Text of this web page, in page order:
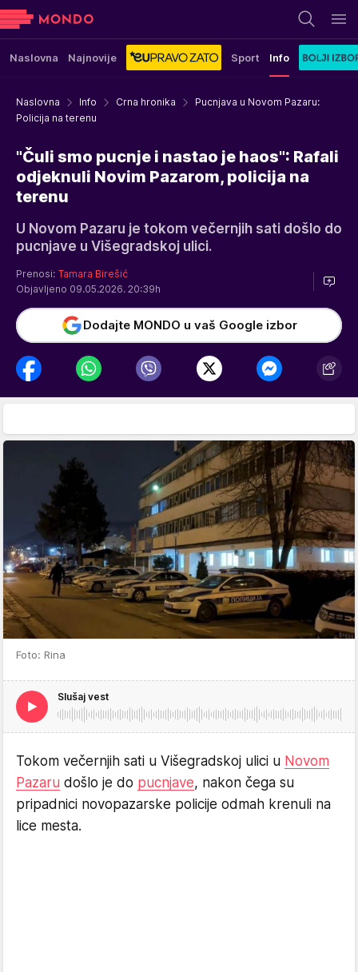
Naslovna Najnovije Sport Info
Naslovna Info Crna hronika
Pucnjava u Novom Pazaru:
Policija na terenu
"Čuli smo pucnje i nastao je haos": Rafali
odjeknuli Novim Pazarom, policija na
terenu
U Novom Pazaru je tokom večernjih sati došlo do
pucnjave u Višegradskoj ulici.
Prenosi: Tamara Birešić
Objavljeno 09.05.2026. 20:39h
Dodajte MONDO u vaš Google izbor
Foto: Rina
Slušaj vest
Tokom večernjih sati u Višegradskoj ulici u Novom
Pazaru došlo je do pucnjave, nakon čega su
pripadnici novopazarske policije odmah krenuli na
lice mesta.